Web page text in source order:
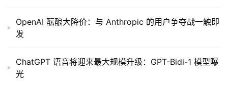
OpenAI 酝酿大降价：与 Anthropic 的用户争夺战一触即
发
ChatGPT 语音将迎来最大规模升级：GPT-Bidi-1 模型曝
光